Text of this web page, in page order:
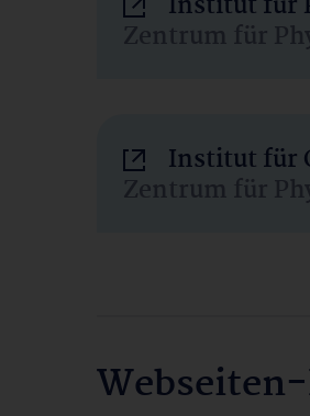
Zentrum für
Institut für
Zentrum für